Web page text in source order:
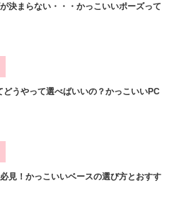
決まらない・・・かっこいいポーズって
どうやって選べばいいの？かっこいいPC
見！かっこいいベースの選び方とおすす